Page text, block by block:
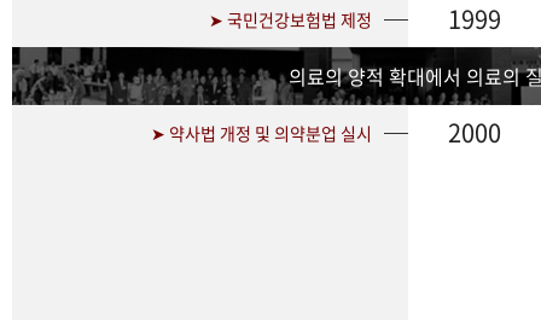
➤ 국민건강보험법 제정 1999
의료의 양적 확대에서 의료의
➤ 약사법 개정 및 의약분업 실시 2000